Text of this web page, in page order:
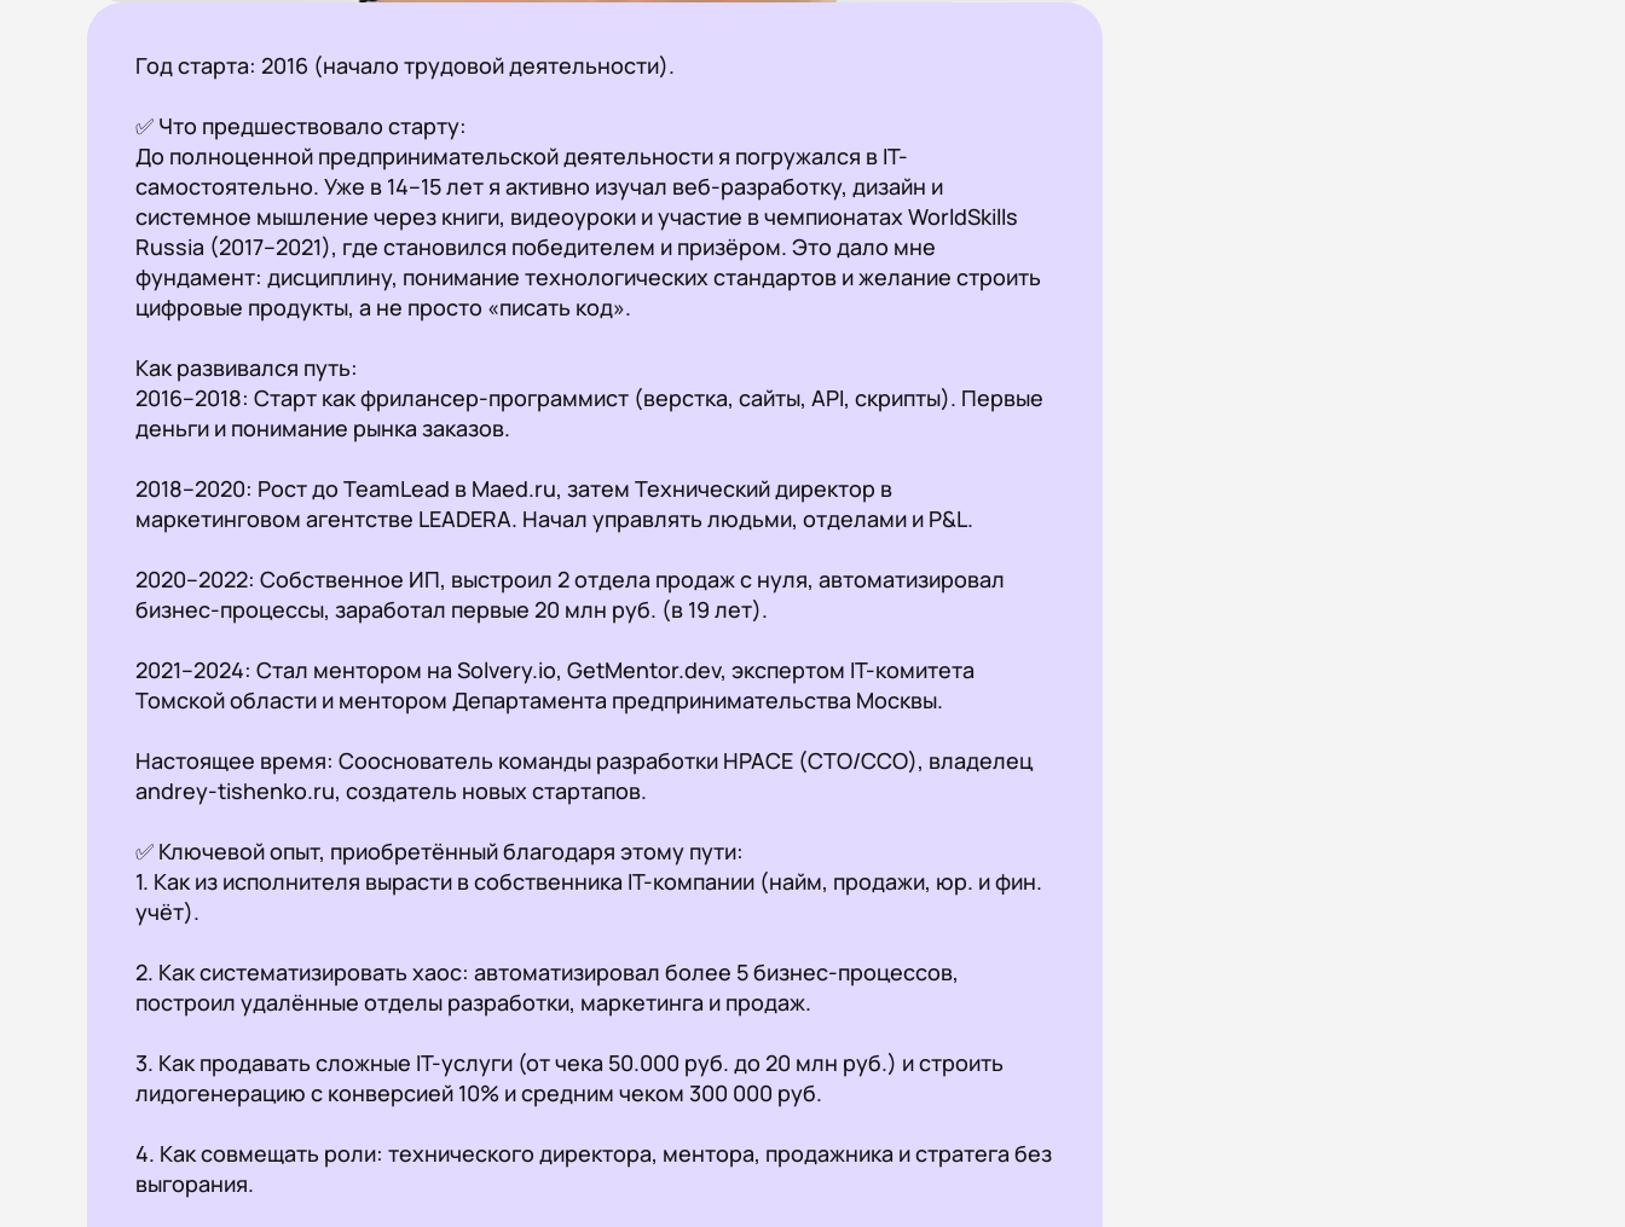
Год старта: 2016 (начало трудовой деятельности).
✅ Что предшествовало старту:
До полноценной предпринимательской деятельности я погружался в IT-
самостоятельно. Уже в 14–15 лет я активно изучал веб-разработку, дизайн и
системное мышление через книги, видеоуроки и участие в чемпионатах WorldSkills
Russia (2017–2021), где становился победителем и призёром. Это дало мне
фундамент: дисциплину, понимание технологических стандартов и желание строить
цифровые продукты, а не просто «писать код».
Как развивался путь:
2016–2018: Старт как фрилансер-программист (верстка, сайты, API, скрипты). Первые
деньги и понимание рынка заказов.
2018–2020: Рост до TeamLead в Maed.ru, затем Технический директор в
маркетинговом агентстве LEADERA. Начал управлять людьми, отделами и P&L.
2020–2022: Собственное ИП, выстроил 2 отдела продаж с нуля, автоматизировал
бизнес-процессы, заработал первые 20 млн руб. (в 19 лет).
2021–2024: Стал ментором на Solvery.io, GetMentor.dev, экспертом IT-комитета
Томской области и ментором Департамента предпринимательства Москвы.
Настоящее время: Сооснователь команды разработки HPACE (СТО/ССО), владелец
andrey-tishenko.ru, создатель новых стартапов.
✅ Ключевой опыт, приобретённый благодаря этому пути:
1. Как из исполнителя вырасти в собственника IT-компании (найм, продажи, юр. и фин.
учёт).
2. Как систематизировать хаос: автоматизировал более 5 бизнес-процессов,
построил удалённые отделы разработки, маркетинга и продаж.
3. Как продавать сложные IT-услуги (от чека 50.000 руб. до 20 млн руб.) и строить
лидогенерацию с конверсией 10% и средним чеком 300 000 руб.
4. Как совмещать роли: технического директора, ментора, продажника и стратега без
выгорания.